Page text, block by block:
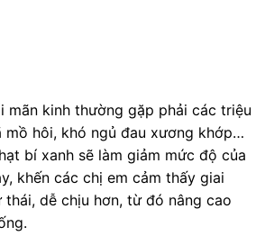
mãn kinh thường gặp phải các triệu
mồ hôi, khó ngủ đau xương khớp…
bí xanh sẽ làm giảm mức độ của
khến các chị em cảm thấy giai
thái, dễ chịu hơn, từ đó nâng cao